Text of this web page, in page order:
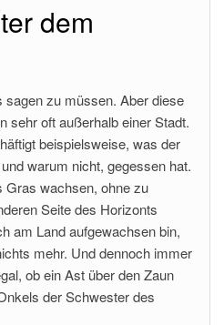
dem
sagen zu müssen. Aber diese
sehr oft außerhalb einer Stadt.
beispielsweise, was der
warum nicht, gegessen hat.
Gras wachsen, ohne zu
Seite des Horizonts
am Land aufgewachsen bin,
mehr. Und dennoch immer
ob ein Ast über den Zaun
der Schwester des